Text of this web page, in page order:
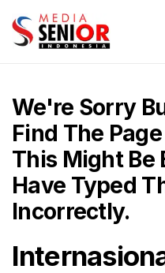
We're Sorry
Find The
This Might Be
Have Typed
Incorrectly.